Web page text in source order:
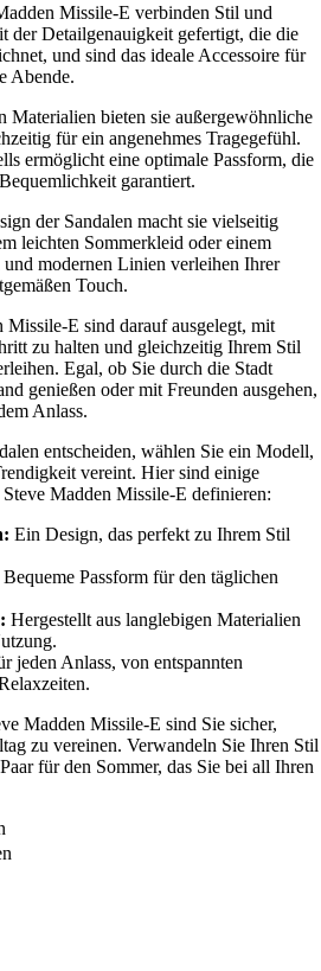
Missile-E verbinden Stil und
der Detailgenauigkeit gefertigt, die die
und sind das ideale Accessoire für
Abende.
Materialien bieten sie außergewöhnliche
für ein angenehmes Tragegefühl.
ermöglicht eine optimale Passform, die
garantiert.
der Sandalen macht sie vielseitig
leichten Sommerkleid oder einem
modernen Linien verleihen Ihrer
Touch.
Missile-E sind darauf ausgelegt, mit
zu halten und gleichzeitig Ihrem Stil
Egal, ob Sie durch die Stadt
genießen oder mit Freunden ausgehen,
Anlass.
entscheiden, wählen Sie ein Modell,
vereint. Hier sind einige
Madden Missile-E definieren:
Ein Design, das perfekt zu Ihrem Stil
Bequeme Passform für den täglichen
Hergestellt aus langlebigen Materialien
jeden Anlass, von entspannten
Madden Missile-E sind Sie sicher,
zu vereinen. Verwandeln Sie Ihren Stil
für den Sommer, das Sie bei all Ihren